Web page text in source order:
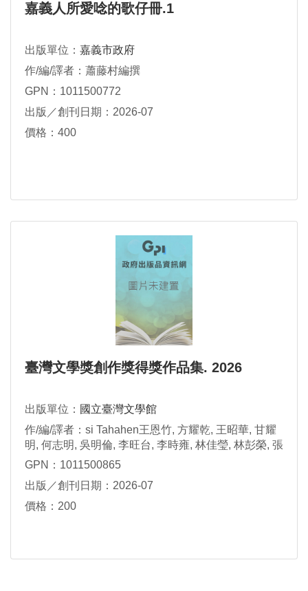
嘉義人所愛唸的歌仔冊.1
出版單位： 嘉義市政府
作/編/譯者：蕭藤村編撰
GPN：1011500772
出版／創刊日期：2026-07
價格：400
臺灣文學獎創作獎得獎作品集. 2026
出版單位： 國立臺灣文學館
作/編/譯者：si Tahahen王恩竹, 方耀乾, 王昭華, 甘耀
明, 何志明, 吳明倫, 李旺台, 李時雍, 林佳瑩, 林彭榮, 張
芳慈, 張政愉, 郭功臣, 陳宏志, 陳柏鈞, 陳豐惠, 黃鈺婷,
GPN：1011500865
出版／創刊日期：2026-07
價格：200